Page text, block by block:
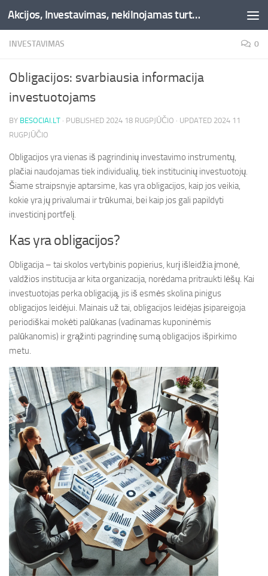
Skip to content Akcijos, Investavimas, nekilnojamas turtas, kriptovaliutos - Besociai.lt
INVESTAVIMAS 0
Obligacijos: svarbiausia informacija
investuotojams
BY BESOCIAI.LT · PUBLISHED 2024 18 RUGPJŪČIO · UPDATED 2024 11
RUGPJŪČIO
Obligacijos yra vienas iš pagrindinių investavimo instrumentų,
plačiai naudojamas tiek individualių, tiek institucinių investuotojų.
Šiame straipsnyje aptarsime, kas yra obligacijos, kaip jos veikia,
kokie yra jų privalumai ir trūkumai, bei kaip jos gali papildyti
investicinį portfelį.
Kas yra obligacijos?
Obligacija – tai skolos vertybinis popierius, kurį išleidžia įmonė,
valdžios institucija ar kita organizacija, norėdama pritraukti lėšų. Kai
investuotojas perka obligaciją, jis iš esmės skolina pinigus
obligacijos leidėjui. Mainais už tai, obligacijos leidėjas įsipareigoja
periodiškai mokėti palūkanas (vadinamas kuponinėmis
palūkanomis) ir grąžinti pagrindinę sumą obligacijos išpirkimo
metu.